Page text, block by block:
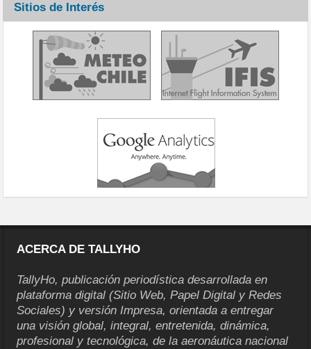
Sitios de Interés
ACERCA DE TALLYHO
TallyHo, publicación periodística desarrollada en
plataforma digital (Sitio Web, Papel Digital y Redes
Sociales) y versión Impresa, orientada a entregar
una visión global, integral, entretenida, dinámica,
profesional y tecnológica, de la aeronáutica nacional